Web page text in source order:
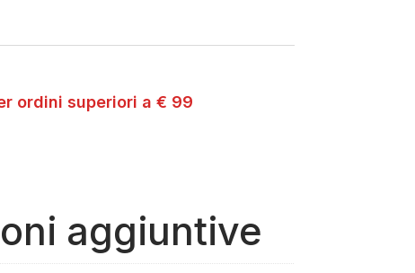
ordini superiori a € 99
aggiuntive